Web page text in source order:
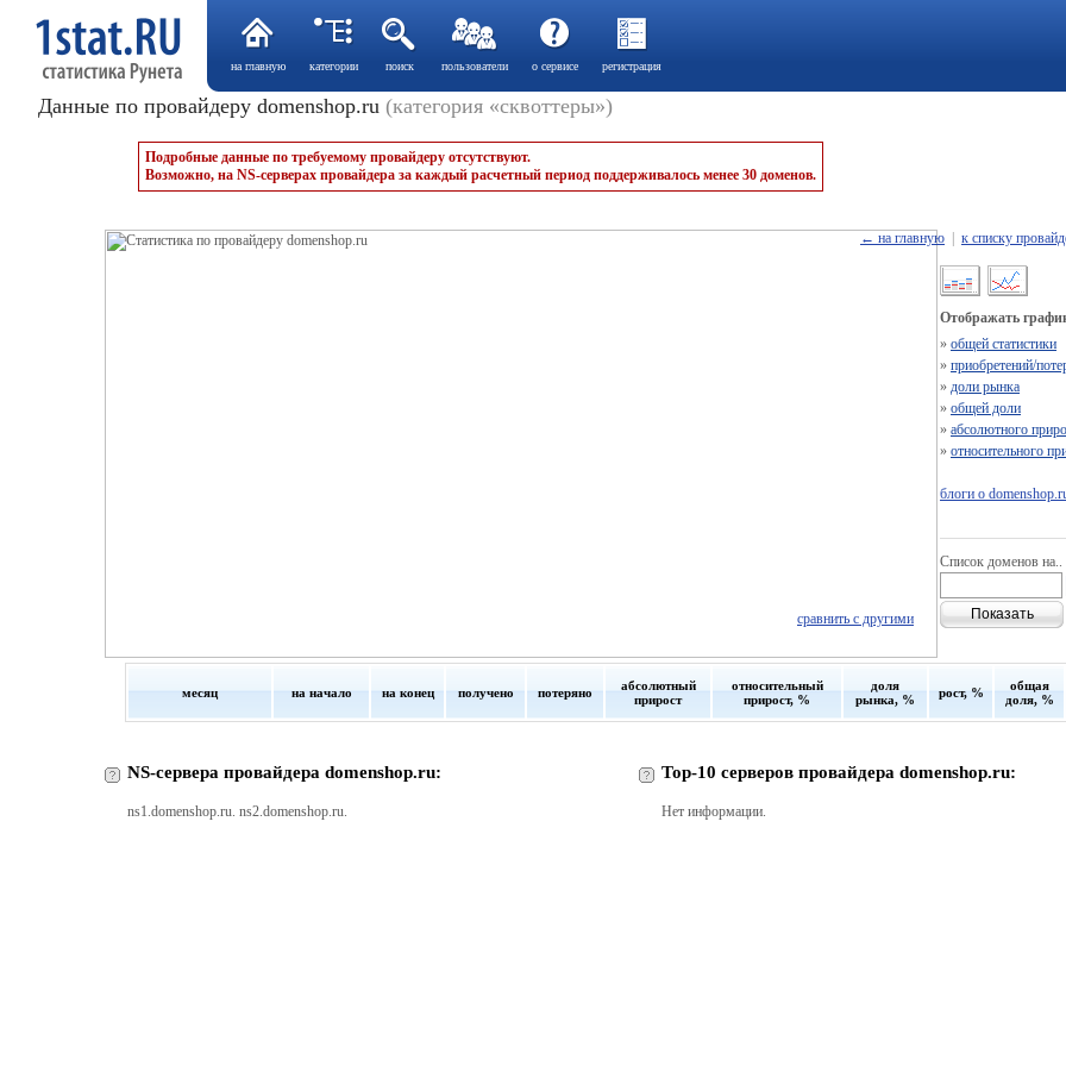
на главную категории поиск пользователи о сервисе регистрация
Данные по провайдеру domenshop.ru (категория «сквоттеры»)
Подробные данные по требуемому провайдеру отсутствуют.
Возможно, на NS-серверах провайдера за каждый расчетный период поддерживалось менее 30 доменов.
← на главную к списку
сравнить с другими
Отображать
» общей статистики
» приобретений/
» доли рынка
» общей доли
» абсолютного
» относительного
блоги о
Список доменов на..
месяц на начало на конец получено потеряно
абсолютный
прирост
относительный
прирост, %
доля
рынка, %
рост, %
общая
доля, %
NS-сервера провайдера domenshop.ru:
ns1.domenshop.ru. ns2.domenshop.ru.
Top-10 серверов провайдера domenshop.ru:
Нет информации.